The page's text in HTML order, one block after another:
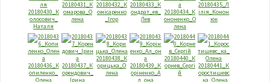
20180430_К
олосович_
Наталя
20180431_К
омарова_О
лена
20180432_К
омiсаренко
_Iгор
20180433_К
ондрат_eв_
Лев
20180434_К
ононенко_О
лена
20180435_Л
iлiя_Конон
юк
20180436_К
опиленко_
Олена
20180437_К
орендович_
Iрина
20180438_К
орицька_О
лена
20180439_К
орiненко_А
л_она
20180440_К
орнeв_Сергi
й
20180441_К
оростишевс
_ка_Олена